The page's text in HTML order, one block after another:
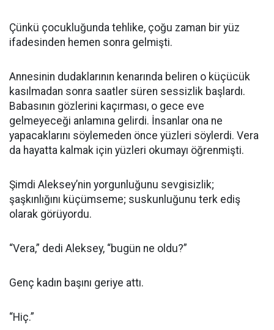
Çünkü çocukluğunda tehlike, çoğu zaman bir yüz
ifadesinden hemen sonra gelmişti.
Annesinin dudaklarının kenarında beliren o küçücük
kasılmadan sonra saatler süren sessizlik başlardı.
Babasının gözlerini kaçırması, o gece eve
gelmeyeceği anlamına gelirdi. İnsanlar ona ne
yapacaklarını söylemeden önce yüzleri söylerdi. Vera
da hayatta kalmak için yüzleri okumayı öğrenmişti.
Şimdi Aleksey’nin yorgunluğunu sevgisizlik;
şaşkınlığını küçümseme; suskunluğunu terk ediş
olarak görüyordu.
“Vera,” dedi Aleksey, “bugün ne oldu?”
Genç kadın başını geriye attı.
“Hiç.”